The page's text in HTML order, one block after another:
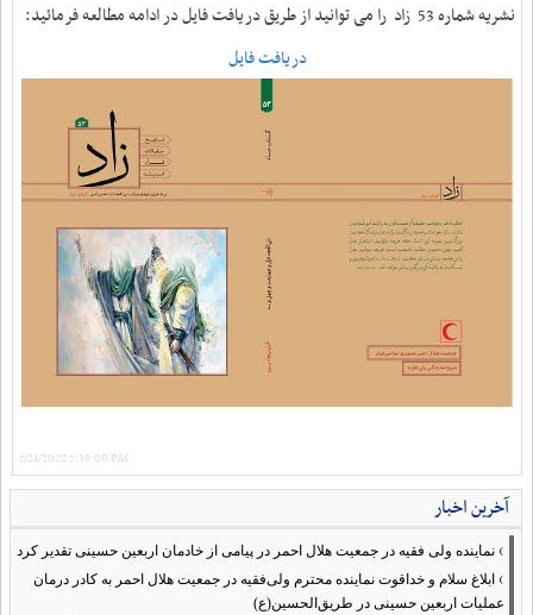
نشریه شماره 53 زاد را می توانید از طریق دریافت فایل در ادامه مطالعه فرمائید:
دریافت فایل
7/21/2022 7:39:00 PM
آخرین اخبار
› نماینده ولی فقیه در جمعیت هلال احمر در پیامی از خادمان اربعین حسینی تقدیر کرد
› ابلاغ سلام و خداقوت نماینده محترم ولی‌فقیه در جمعیت هلال احمر به کادر درمان
عملیات اربعین حسینی در طریق‌الحسین(ع)